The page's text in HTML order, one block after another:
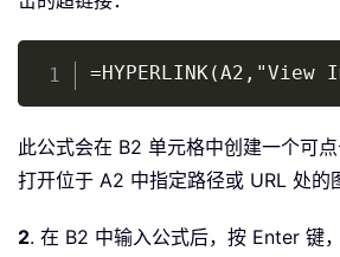
=HYPERLINK(A2,"View
此公式会在 B2 单元格中创建一个可
打开位于 A2 中指定路径或 URL 处的
2. 在 B2 中输入公式后，按 Enter 键